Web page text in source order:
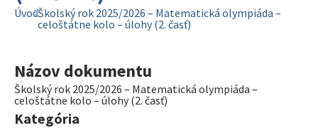
ÚvodŠkolský rok 2025/2026 – Matematická olympiáda –
celoštátne kolo – úlohy (2. časť)
Názov dokumentu
Školský rok 2025/2026 – Matematická olympiáda –
celoštátne kolo – úlohy (2. časť)
Kategória